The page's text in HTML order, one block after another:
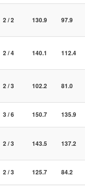
2 / 2 130.9 97.9
2 / 4 140.1 112.4
2 / 3 102.2 81.0
3 / 6 150.7 135.9
2 / 3 143.5 137.2
2 / 3 125.7 84.2